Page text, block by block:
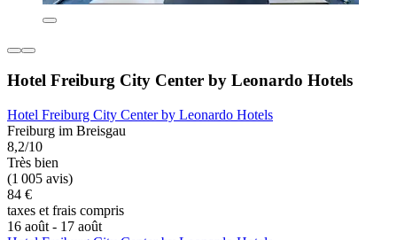
Hotel Freiburg City Center by Leonardo Hotels
Hotel Freiburg City Center by Leonardo Hotels
Freiburg im Breisgau
8,2/10
Très bien
(1 005 avis)
84 €
taxes et frais compris
16 août - 17 août